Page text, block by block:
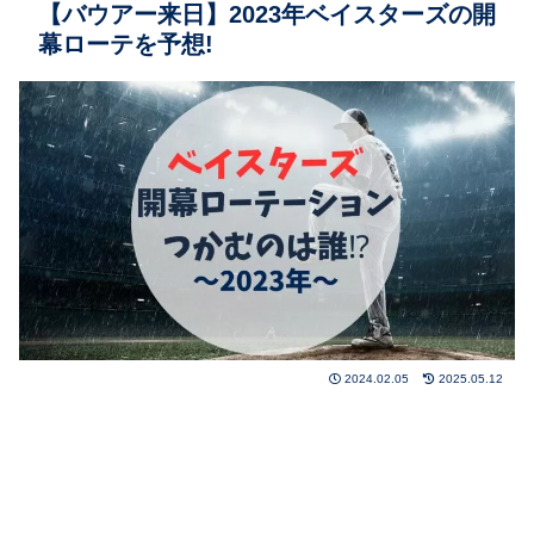
【バウアー来日】2023年ベイスターズの開
幕ローテを予想!
2024.02.05 2025.05.12